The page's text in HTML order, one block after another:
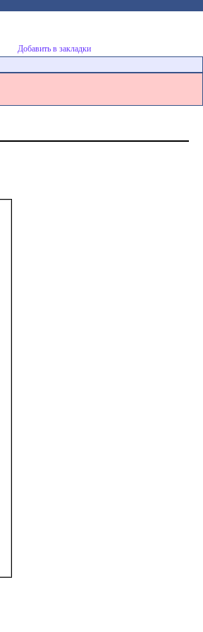
Добавить в закладки